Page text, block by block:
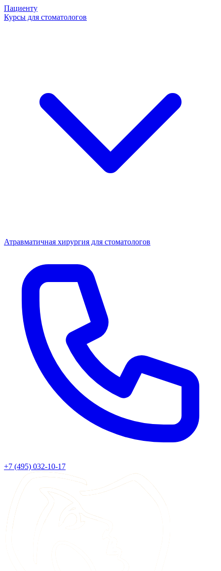
Пациенту
Курсы для стоматологов
Атравматичная хирургия для стоматологов
+7 (495) 032-10-17